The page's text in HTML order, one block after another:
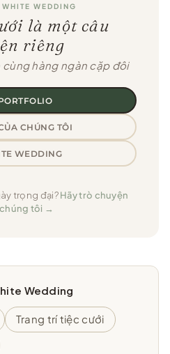
WEDDING
là một câu
riêng
cùng hàng ngàn cặp đôi
CHÚNG TÔI
WEDDING
trọng đại?Hãy trò chuyện
tôi →
Wedding
Trang trí tiệc cưới